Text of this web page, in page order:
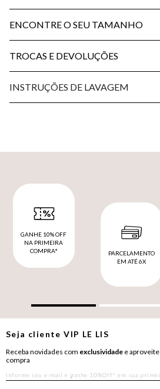
ENCONTRE O SEU TAMANHO
TROCAS E DEVOLUÇÕES
INSTRUÇÕES DE LAVAGEM
GANHE 10% OFF
NA PRIMEIRA
COMPRA*
PARCELAMENTO
EM ATÉ 6X
Seja clienteVIP LE LIS
Receba novidades com exclusividade e aproveite
compra